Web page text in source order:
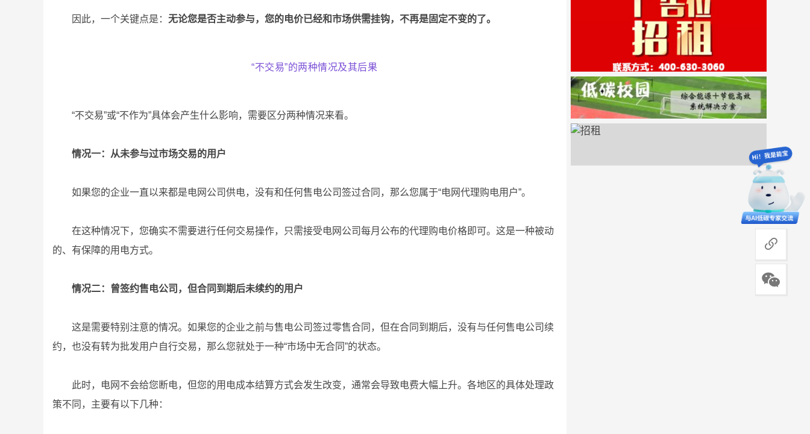
因此，一个关键点是： 无论您是否主动参与，您的电价已经和市场供需挂钩，不再是固定不变的了。
“不交易”的两种情况及其后果
“不交易”或“不作为”具体会产生什么影响，需要区分两种情况来看。
情况一：从未参与过市场交易的用户
如果您的企业一直以来都是电网公司供电，没有和任何售电公司签过合同，那么您属于“电网代理购电用户”。
在这种情况下，您确实不需要进行任何交易操作，只需接受电网公司每月公布的代理购电价格即可。这是一种被动
的、有保障的用电方式。
情况二：曾签约售电公司，但合同到期后未续约的用户
这是需要特别注意的情况。如果您的企业之前与售电公司签过零售合同，但在合同到期后，没有与任何售电公司续
约，也没有转为批发用户自行交易，那么您就处于一种“市场中无合同”的状态。
此时，电网不会给您断电，但您的用电成本结算方式会发生改变，通常会导致电费大幅上升。各地区的具体处理政
策不同，主要有以下几种：